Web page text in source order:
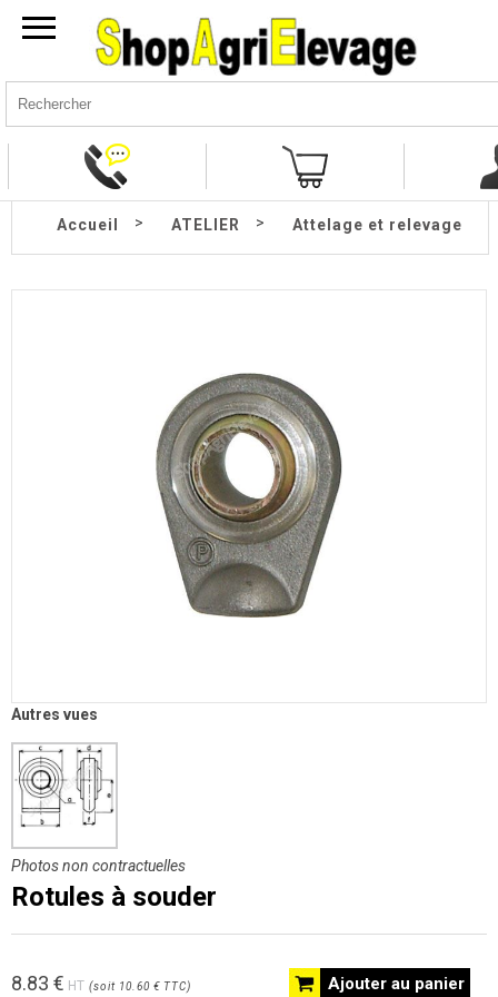
Accueil > ATELIER > Attelage et relevage
Autres vues
Photos non contractuelles
Rotules à souder
Ajouter au panier
8.83 € HT (soit 10.60 € TTC)